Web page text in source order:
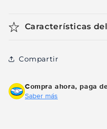
Características
Compartir
Compra ahora, paga
Saber más